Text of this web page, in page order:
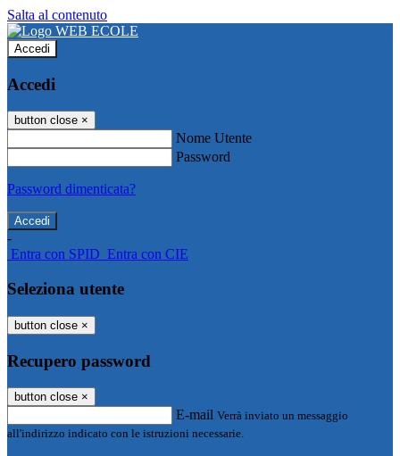
Salta al contenuto
Accedi
Accedi
button close ×
Nome Utente
Password
Password dimenticata?
-
Entra con SPID Entra con CIE
Seleziona utente
button close ×
Recupero password
button close ×
E-mail Verrà inviato un messaggio
all'indirizzo indicato con le istruzioni necessarie.